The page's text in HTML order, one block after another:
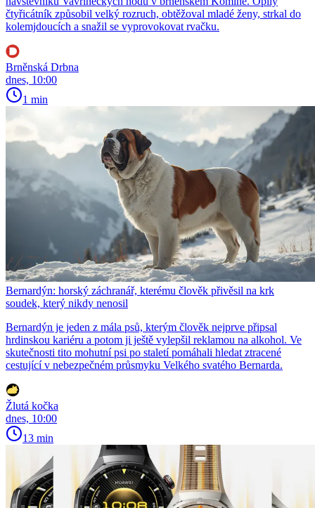
čtyřicátník způsobil velký rozruch, obtěžoval mladé ženy, strkal do
kolemjdoucích a snažil se vyprovokovat rvačku.
Brněnská Drbna
dnes, 10:00
1 min
Bernardýn: horský záchranář, kterému člověk přivěsil na krk
soudek, který nikdy nenosil
Bernardýn je jeden z mála psů, kterým člověk nejprve připsal
hrdinskou kariéru a potom ji ještě vylepšil reklamou na alkohol. Ve
skutečnosti tito mohutní psi po staletí pomáhali hledat ztracené
cestující v nebezpečném průsmyku Velkého svatého Bernarda.
Žlutá kočka
dnes, 10:00
13 min